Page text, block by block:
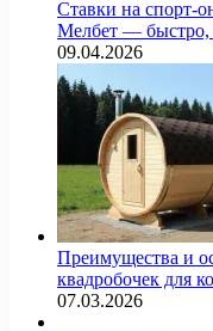
Ставки на спорт-
Мелбет —
09.04.2026
Преимущества и
квадробочек для
07.03.2026